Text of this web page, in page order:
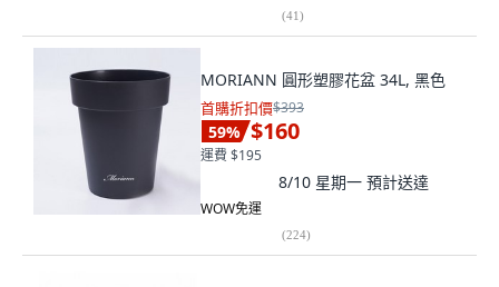
(41)
MORIANN 圓形塑膠花盆 34L, 黑色
首購折扣價$393
59% $160
運費 $195
8/10 星期一 預計送達
WOW免運
(224)